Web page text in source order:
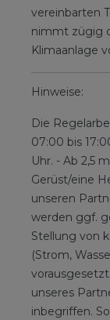
vereinbarten
nimmt zügig
Klimaanlage
Hinweise:
Die
07:00 bis
Uhr. - Ab 2,5
Gerüst/eine
unseren
werden ggf.
Stellung von
(Strom,
unseres
inbegriffen.